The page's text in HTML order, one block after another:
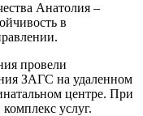
Анатолия –
в
провели
ЗАГС на удаленном
центре. При
услуг.